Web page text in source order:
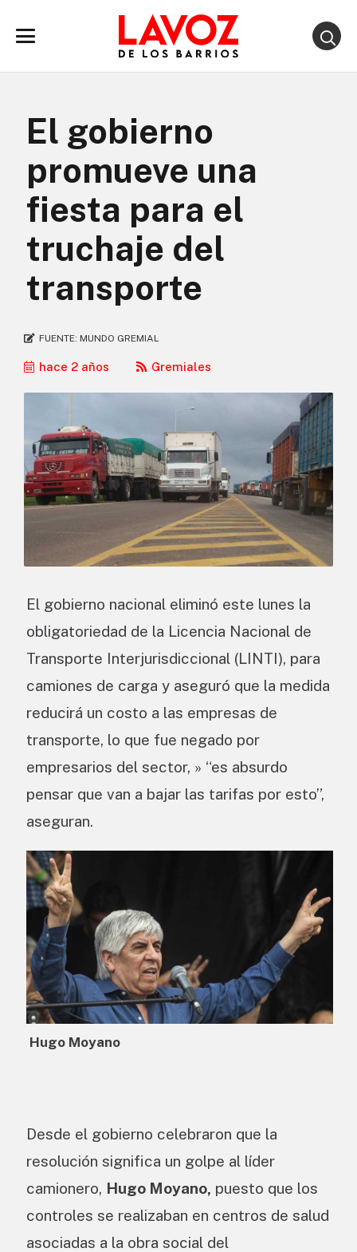
El gobierno
promueve una
fiesta para el
truchaje del
transporte
FUENTE: MUNDO GREMIAL
hace 2 años Gremiales
El gobierno nacional eliminó este lunes la
obligatoriedad de la Licencia Nacional de
Transporte Interjurisdiccional (LINTI), para
camiones de carga y aseguró que la medida
reducirá un costo a las empresas de
transporte, lo que fue negado por
empresarios del sector, » “es absurdo
pensar que van a bajar las tarifas por esto”,
aseguran.
Hugo Moyano
Desde el gobierno celebraron que la
resolución significa un golpe al líder
camionero, Hugo Moyano, puesto que los
controles se realizaban en centros de salud
asociadas a la obra social del